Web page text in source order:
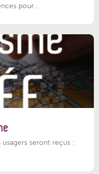
pour...
seront reçus :